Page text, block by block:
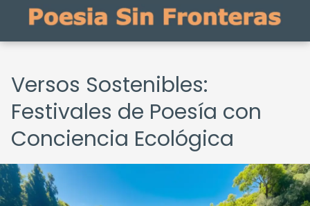
Versos Sostenibles:
Festivales de Poesía con
Conciencia Ecológica